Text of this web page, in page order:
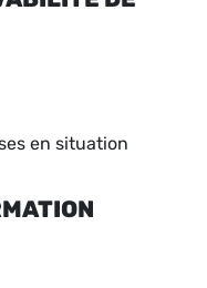
en situation